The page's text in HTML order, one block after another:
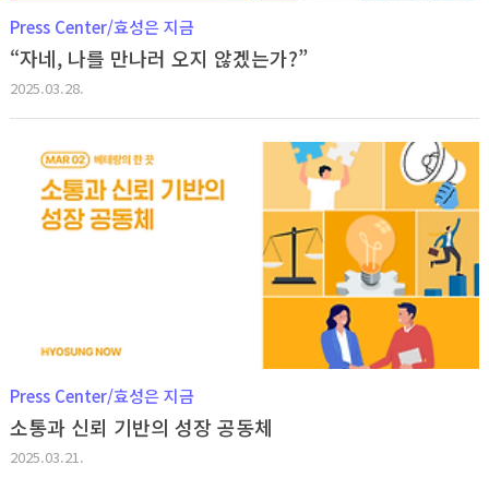
Press Center/효성은 지금
“자네, 나를 만나러 오지 않겠는가?”
2025.03.28.
Press Center/효성은 지금
소통과 신뢰 기반의 성장 공동체
2025.03.21.